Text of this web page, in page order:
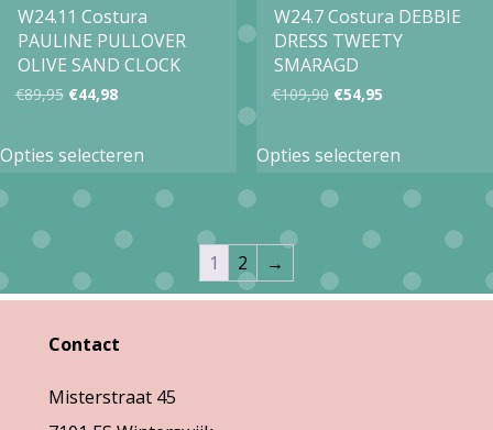
op
de
op
de
W24.11 Costura
PAULINE PULLOVER
OLIVE SAND CLOCK
€89,95 Oorspronkelijke
was:
€89,95.
€44,98Huidige
is:
€44,98.
Opties selecteren
heeft
meerdere
variaties.
W24.7 Costura DEBBIE
DRESS TWEETY
SMARAGD
€109,90 Oorspronkelijke
was:
€109,90.
€54,95Huidige
is:
€54,95.
Opties selecteren
heeft
meerdere
variaties.
1 2 →
Contact
Misterstraat 45